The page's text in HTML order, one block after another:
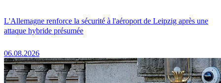
L'Allemagne renforce la sécurité à l'aéroport de Leipzig après une
attaque hybride présumée
06.08.2026